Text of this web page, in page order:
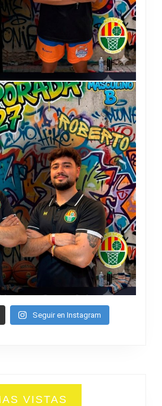
Seguir en Instagram
VISTAS